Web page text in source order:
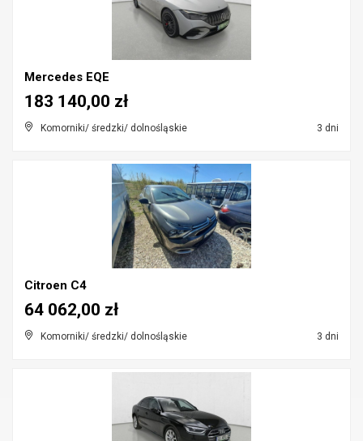
Mercedes EQE
Komorniki/ średzki/ dolnośląskie 3 dni
183 140,00 zł
Citroen C4
Komorniki/ średzki/ dolnośląskie 3 dni
64 062,00 zł